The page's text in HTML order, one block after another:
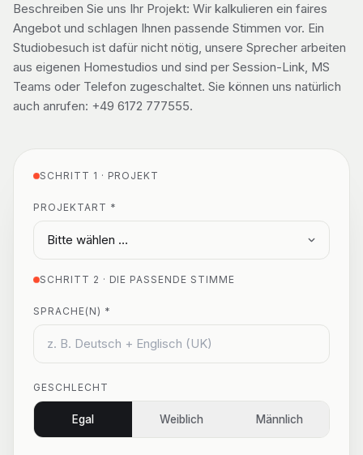
Beschreiben Sie uns Ihr Projekt: Wir kalkulieren ein faires
Angebot und schlagen Ihnen passende Stimmen vor. Ein
Studiobesuch ist dafür nicht nötig, unsere Sprecher arbeiten
aus eigenen Homestudios und sind per Session-Link, MS
Teams oder Telefon zugeschaltet. Sie können uns natürlich
auch anrufen: +49 6172 777555.
SCHRITT 1 · PROJEKT
PROJEKTART *
SCHRITT 2 · DIE PASSENDE STIMME
SPRACHE(N) *
GESCHLECHT
Egal Weiblich Männlich